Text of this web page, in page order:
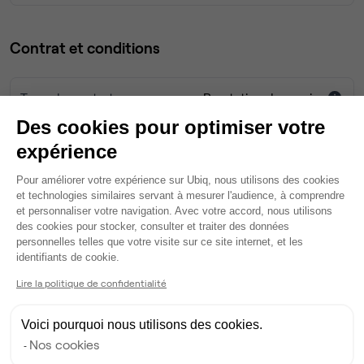
Contrat et conditions
Type de contrat Prestation de service
Engagement minimum 3 mois
Durée de préavis 2 mois
Dépôt de garantie 2 mois
Frais d'entrée HT
Des cookies pour optimiser votre
expérience
Plateforme de Gestion du
Pour améliorer votre expérience sur Ubiq, nous utilisons des cookies
et technologies similaires servant à mesurer l'audience, à comprendre
et personnaliser votre navigation. Avec votre accord, nous utilisons
des cookies pour stocker, consulter et traiter des données
personnelles telles que votre visite sur ce site internet, et les
identifiants de cookie.
Lire la politique de confidentialité
Voici pourquoi nous utilisons des cookies.
Nos cookies